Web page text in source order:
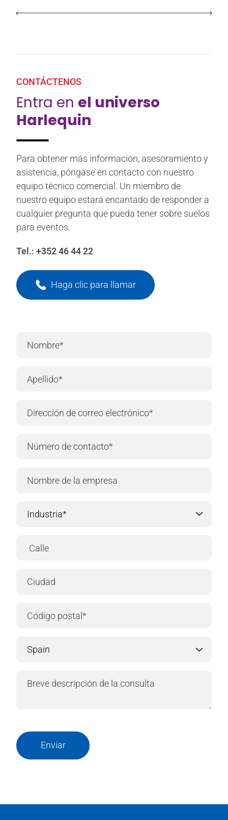
CONTÁCTENOS
Entra en el universo
Harlequin
Para obtener más información, asesoramiento y
asistencia, póngase en contacto con nuestro
equipo técnico comercial. Un miembro de
nuestro equipo estará encantado de responder a
cualquier pregunta que pueda tener sobre suelos
para eventos.
Tel.: +352 46 44 22
Haga clic para llamar
Enviar